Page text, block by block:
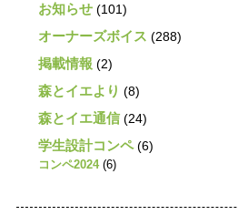
お知らせ(101)
オーナーズボイス (288)
掲載情報 (2)
森とイエより (8)
森とイエ通信(24)
学生設計コンペ(6)
コンペ2024(6)